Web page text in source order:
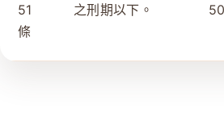
51
條
之刑期以下。